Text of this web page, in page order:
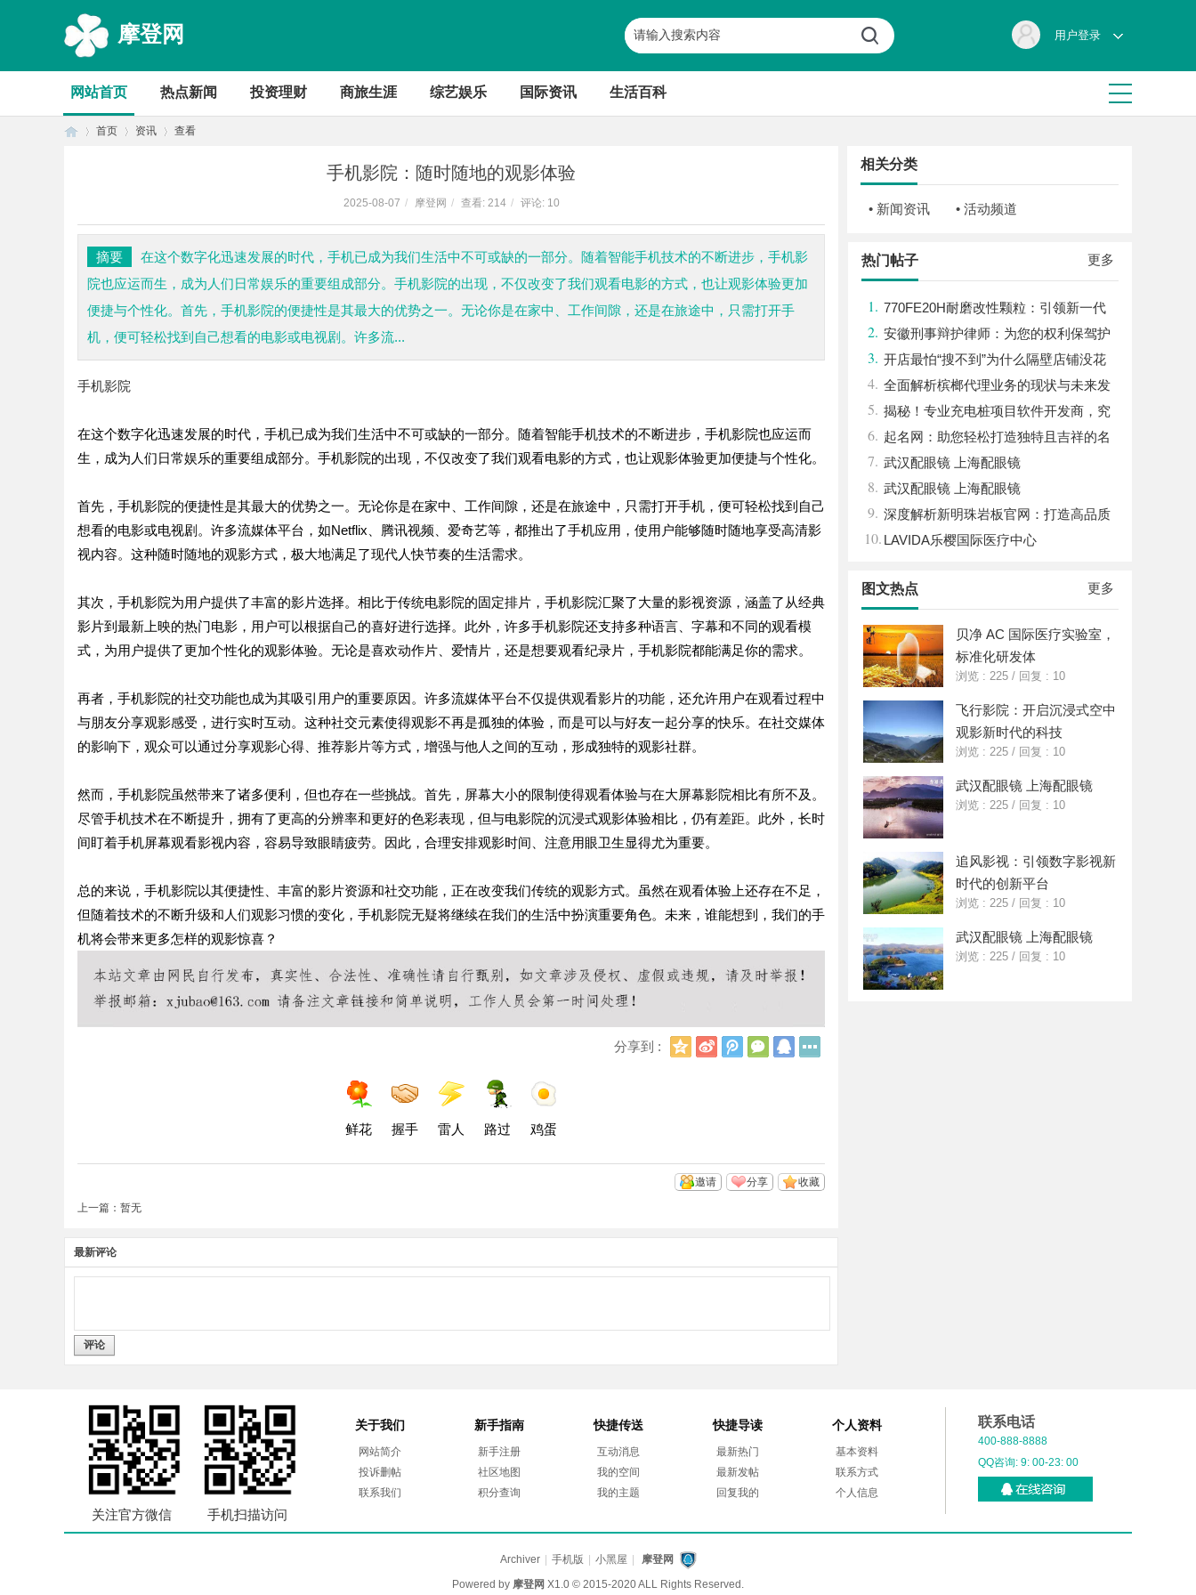
摩登网 用户登录
网站首页 热点新闻 投资理财 商旅生涯 综艺娱乐 国际资讯 生活百科
首页 资讯 查看
手机影院：随时随地的观影体验
2025-08-07 / 摩登网 / 查看: 214 / 评论: 10
摘要
在这个数字化迅速发展的时代，手机已成为我们生活中不可或缺的一部分。随着智能手机技术的不断进步，手机影
院也应运而生，成为人们日常娱乐的重要组成部分。手机影院的出现，不仅改变了我们观看电影的方式，也让观影体验更加
便捷与个性化。首先，手机影院的便捷性是其最大的优势之一。无论你是在家中、工作间隙，还是在旅途中，只需打开手
机，便可轻松找到自己想看的电影或电视剧。许多流...
手机影院
在这个数字化迅速发展的时代，手机已成为我们生活中不可或缺的一部分。随着智能手机技术的不断进步，手机影院也应运而
生，成为人们日常娱乐的重要组成部分。手机影院的出现，不仅改变了我们观看电影的方式，也让观影体验更加便捷与个性化。
首先，手机影院的便捷性是其最大的优势之一。无论你是在家中、工作间隙，还是在旅途中，只需打开手机，便可轻松找到自己
想看的电影或电视剧。许多流媒体平台，如Netflix、腾讯视频、爱奇艺等，都推出了手机应用，使用户能够随时随地享受高清影
视内容。这种随时随地的观影方式，极大地满足了现代人快节奏的生活需求。
其次，手机影院为用户提供了丰富的影片选择。相比于传统电影院的固定排片，手机影院汇聚了大量的影视资源，涵盖了从经典
影片到最新上映的热门电影，用户可以根据自己的喜好进行选择。此外，许多手机影院还支持多种语言、字幕和不同的观看模
式，为用户提供了更加个性化的观影体验。无论是喜欢动作片、爱情片，还是想要观看纪录片，手机影院都能满足你的需求。
再者，手机影院的社交功能也成为其吸引用户的重要原因。许多流媒体平台不仅提供观看影片的功能，还允许用户在观看过程中
与朋友分享观影感受，进行实时互动。这种社交元素使得观影不再是孤独的体验，而是可以与好友一起分享的快乐。在社交媒体
的影响下，观众可以通过分享观影心得、推荐影片等方式，增强与他人之间的互动，形成独特的观影社群。
然而，手机影院虽然带来了诸多便利，但也存在一些挑战。首先，屏幕大小的限制使得观看体验与在大屏幕影院相比有所不及。
尽管手机技术在不断提升，拥有了更高的分辨率和更好的色彩表现，但与电影院的沉浸式观影体验相比，仍有差距。此外，长时
间盯着手机屏幕观看影视内容，容易导致眼睛疲劳。因此，合理安排观影时间、注意用眼卫生显得尤为重要。
总的来说，手机影院以其便捷性、丰富的影片资源和社交功能，正在改变我们传统的观影方式。虽然在观看体验上还存在不足，
但随着技术的不断升级和人们观影习惯的变化，手机影院无疑将继续在我们的生活中扮演重要角色。未来，谁能想到，我们的手
机将会带来更多怎样的观影惊喜？
分享到 :
Q
新
浪
腾
讯
微
信
Q
鲜花 握手 雷人 路过 鸡蛋
收藏
分享
邀请
上一篇：暂无
最新评论
评论
相关分类
• 新闻资讯 • 活动频道
更多
热门帖子
1. 770FE20H耐磨改性颗粒：引领新一代
材料革命
2. 安徽刑事辩护律师：为您的权利保驾护
航
3. 开店最怕“搜不到”为什么隔壁店铺没花
钱，ai却天天给他免费派单？
4. 全面解析槟榔代理业务的现状与未来发
展趋势
5. 揭秘！专业充电桩项目软件开发商，究
竟藏着哪些行业秘诀？
6. 起名网：助您轻松打造独特且吉祥的名
字攻略
7. 武汉配眼镜 上海配眼镜
8. 武汉配眼镜 上海配眼镜
9. 深度解析新明珠岩板官网：打造高品质
岩板行业标杆平台
10. LAVIDA乐樱国际医疗中心
更多
图文热点
贝净 AC 国际医疗实验室，
标准化研发体
浏览 : 225 / 回复 : 10
飞行影院：开启沉浸式空中
观影新时代的科技
浏览 : 225 / 回复 : 10
武汉配眼镜 上海配眼镜
浏览 : 225 / 回复 : 10
追风影视：引领数字影视新
时代的创新平台
浏览 : 225 / 回复 : 10
武汉配眼镜 上海配眼镜
浏览 : 225 / 回复 : 10
关注官方微信 手机扫描访问
关于我们
网站简介
投诉删帖
联系我们
新手指南
新手注册
社区地图
积分查询
快捷传送
互动消息
我的空间
我的主题
快捷导读
最新热门
最新发帖
回复我的
个人资料
基本资料
联系方式
个人信息
联系电话
400-888-8888
QQ咨询: 9: 00-23: 00
Archiver 手机版 小黑屋
摩登网
Powered by 摩登网 X1.0 © 2015-2020 ALL Rights Reserved.